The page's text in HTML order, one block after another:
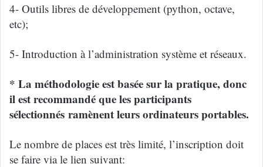
4- Outils libres de développement (python, octave,
etc);
5- Introduction à l’administration système et réseaux.
* La méthodologie est basée sur la pratique, donc
il est recommandé que les participants
sélectionnés ramènent leurs ordinateurs portables.
Le nombre de places est très limité, l’inscription doit
se faire via le lien suivant: